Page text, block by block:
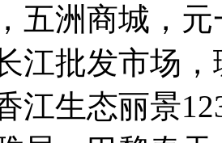
五洲商城，
江批发市场
江生态丽景